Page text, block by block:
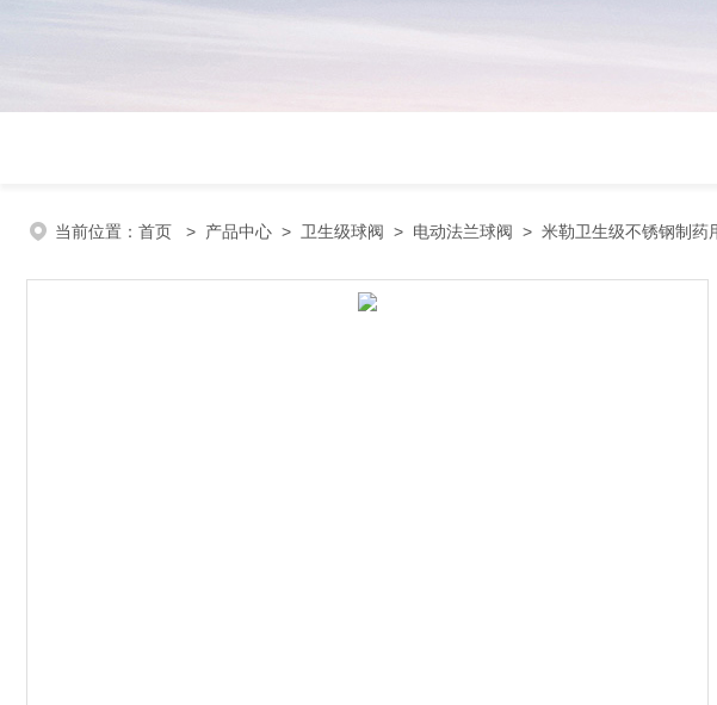
当前位置： 首页 > 产品中心 > 卫生级球阀 > 电动法兰球阀 > 米勒卫生级不锈钢制药